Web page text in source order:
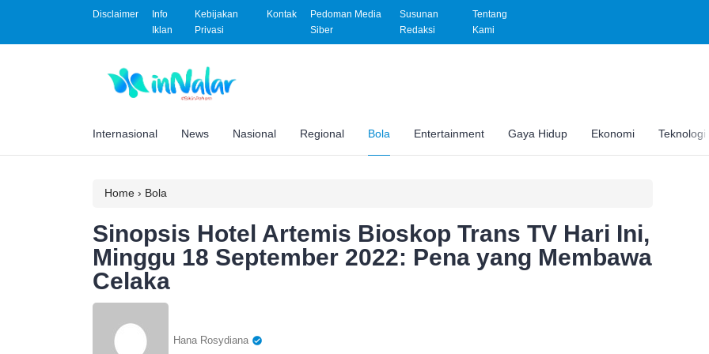
Disclaimer
Info
Iklan
Kebijakan
Privasi
Kontak
Pedoman Media
Siber
Susunan
Redaksi
Tentang
Kami
Internasional News Nasional Regional Bola Entertainment Gaya Hidup Ekonomi Teknologi
Home › Bola
Sinopsis Hotel Artemis Bioskop Trans TV Hari Ini,
Minggu 18 September 2022: Pena yang Membawa
Celaka
Hana Rosydiana